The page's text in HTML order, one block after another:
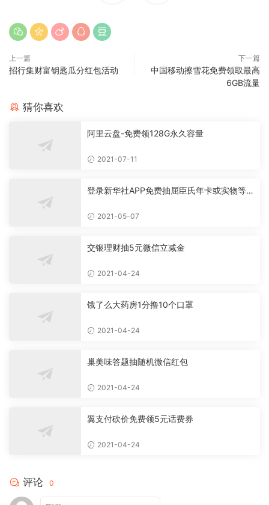
上一篇
招行集财富钥匙瓜分红包活动
下一篇
中国移动擦雪花免费领取最高
6GB流量
猜你喜欢
阿里云盘-免费领128G永久容量
2021-07-11
登录新华社APP免费抽屈臣氏年卡或实物等
2021-05-07
交银理财抽5元微信立减金
2021-04-24
饿了么大药房1分撸10个口罩
2021-04-24
巢美味答题抽随机微信红包
2021-04-24
翼支付砍价免费领5元话费券
2021-04-24
评论 0